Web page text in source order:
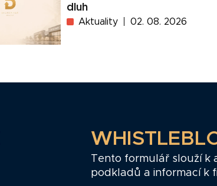
dluh
Aktuality 02. 08. 2026
Tento formulář slouží k
podkladů a informací k